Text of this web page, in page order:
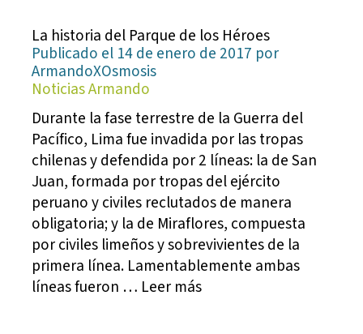
La historia del Parque de los Héroes
Publicado el 14 de enero de 2017 por
ArmandoXOsmosis
Noticias Armando
Durante la fase terrestre de la Guerra del
Pacífico, Lima fue invadida por las tropas
chilenas y defendida por 2 líneas: la de San
Juan, formada por tropas del ejército
peruano y civiles reclutados de manera
obligatoria; y la de Miraflores, compuesta
por civiles limeños y sobrevivientes de la
primera línea. Lamentablemente ambas
líneas fueron … Leer más